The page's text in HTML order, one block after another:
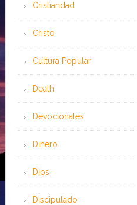
Cristiandad
Cristo
Cultura Popular
Death
Devocionales
Dinero
Dios
Discipulado